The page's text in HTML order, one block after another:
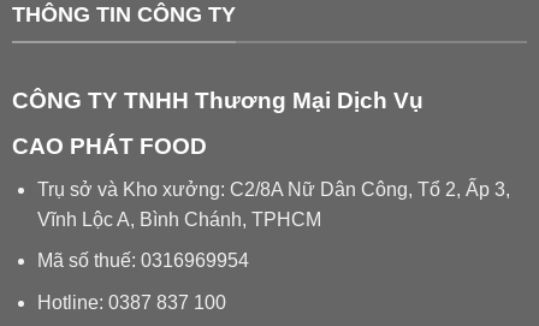
THÔNG TIN CÔNG TY
CÔNG TY TNHH Thương Mại Dịch Vụ
CAO PHÁT FOOD
Trụ sở và Kho xưởng: C2/8A Nữ Dân Công, Tổ 2, Ấp 3,
Vĩnh Lộc A, Bình Chánh, TPHCM
Mã số thuế: 0316969954
Hotline: 0387 837 100